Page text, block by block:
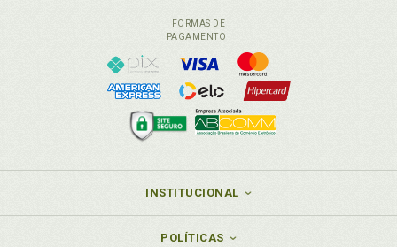
FORMAS DE
PAGAMENTO
INSTITUCIONAL
POLÍTICAS